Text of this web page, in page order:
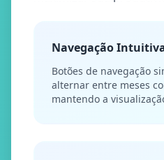
Navegação
Botões de navegação
alternar entre meses
mantendo a